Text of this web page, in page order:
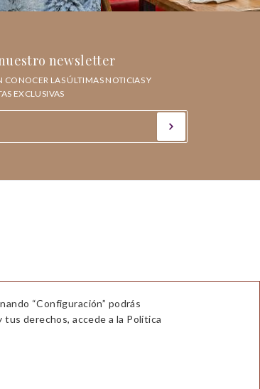
newsletter
CONOCER LAS ÚLTIMAS NOTICIAS Y
EXCLUSIVAS
“Configuración” podrás
derechos, accede a la Política